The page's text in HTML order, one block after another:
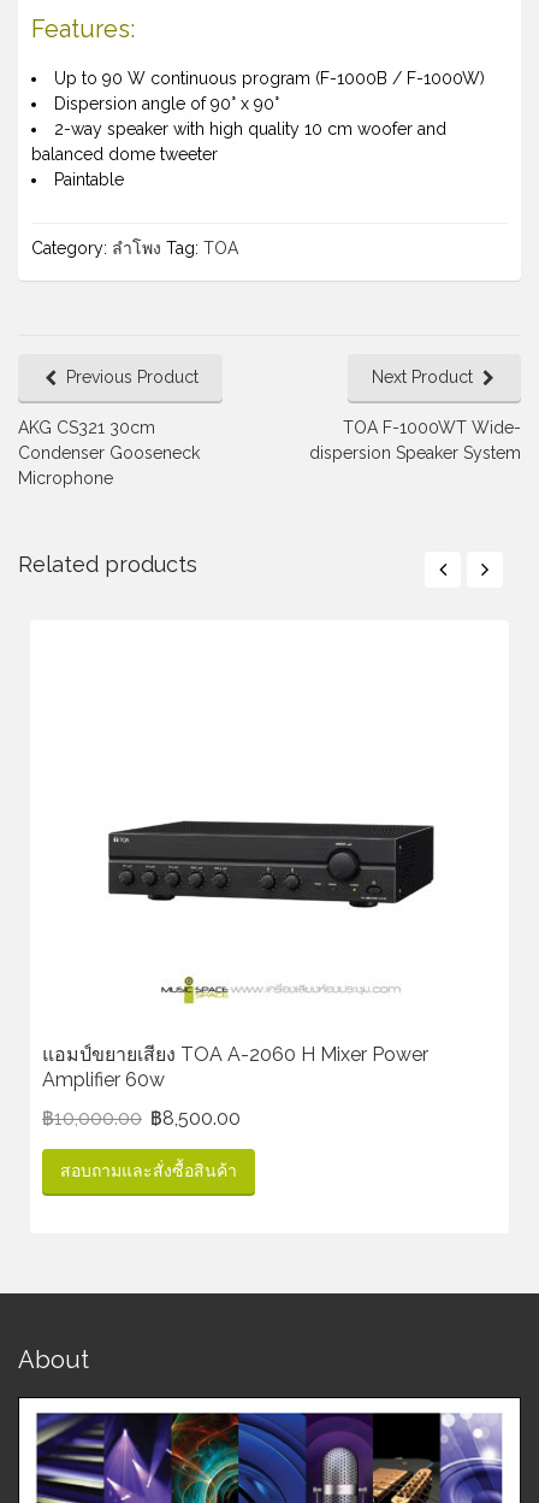
Features:
Up to 90 W continuous program (F-1000B / F-1000W)
Dispersion angle of 90° x 90°
2-way speaker with high quality 10 cm woofer and
balanced dome tweeter
Paintable
Category: ลำโพง Tag: TOA
Previous Product
AKG CS321 30cm
Condenser Gooseneck
Microphone
Next Product
TOA F-1000WT Wide-
dispersion Speaker System
Related products
แอมป์ขยายเสียง TOA A-2060 H Mixer Power
Amplifier 60w
฿10,000.00 ฿8,500.00
สอบถามและสั่งซื้อสินค้า
About